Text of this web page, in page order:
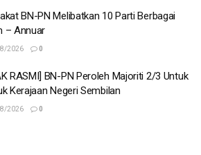
BN-PN Melibatkan 10 Parti Berbagai
– Annuar
2026 0
RASMI] BN-PN Peroleh Majoriti 2/3 Untuk
Kerajaan Negeri Sembilan
2026 0